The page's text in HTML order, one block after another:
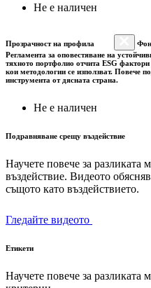
Не е наличен
Прозрачност на профила
Регламента за оповестяване на
тяхното портфолио отчита ESG
кои методологии се използват. Повече
инструмента от дясната страна.
Не е наличен
Подравняване срещу въздействие
Научете повече за разликата
въздействие. Видеото
същото като въздействието.
Гледайте видеото
Етикети
Научете повече за разликата